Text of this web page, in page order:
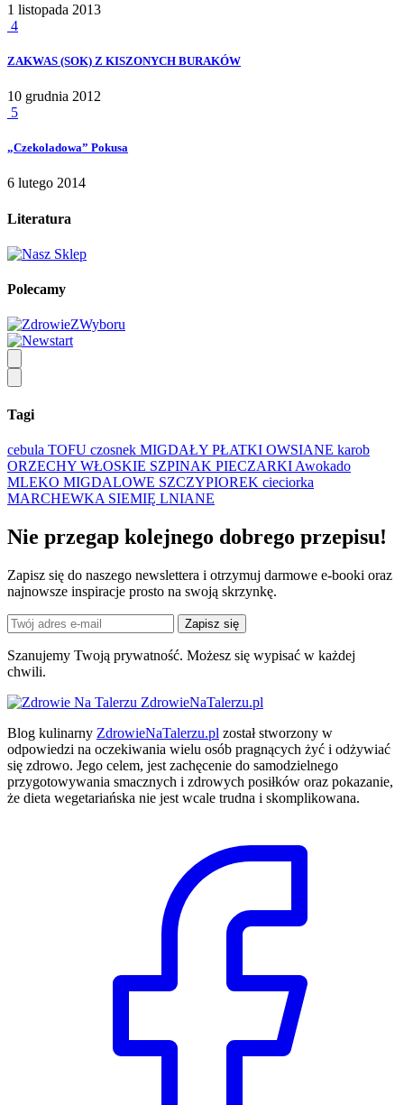
1 listopada 2013
4
ZAKWAS (SOK) Z KISZONYCH BURAKÓW
10 grudnia 2012
5
„Czekoladowa” Pokusa
6 lutego 2014
Literatura
Polecamy
Tagi
cebula TOFU czosnek MIGDAŁY PŁATKI OWSIANE karob
ORZECHY WŁOSKIE SZPINAK PIECZARKI Awokado
MLEKO MIGDALOWE SZCZYPIOREK cieciorka
MARCHEWKA SIEMIĘ LNIANE
Nie przegap kolejnego dobrego przepisu!
Zapisz się do naszego newslettera i otrzymuj darmowe e-booki oraz
najnowsze inspiracje prosto na swoją skrzynkę.
Zapisz się
Szanujemy Twoją prywatność. Możesz się wypisać w każdej
chwili.
ZdrowieNaTalerzu.pl
Blog kulinarny ZdrowieNaTalerzu.pl został stworzony w
odpowiedzi na oczekiwania wielu osób pragnących żyć i odżywiać
się zdrowo. Jego celem, jest zachęcenie do samodzielnego
przygotowywania smacznych i zdrowych posiłków oraz pokazanie,
że dieta wegetariańska nie jest wcale trudna i skomplikowana.